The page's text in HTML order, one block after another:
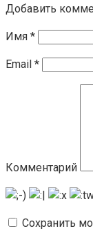
Добавить
Имя *
Email *
Комментарий
Сохранить